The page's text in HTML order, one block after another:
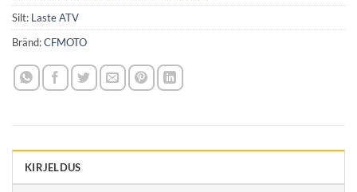
Silt: Laste ATV
Bränd:CFMOTO
KIRJELDUS